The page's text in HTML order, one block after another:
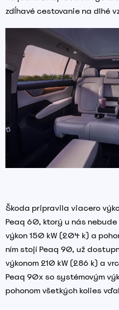
zdĺhavé cestovanie na dlhé
Škoda pripravila viacero
Peaq 60, ktorý u nás
výkon 150 kW (204 k) a
ním stojí Peaq 90, už
výkonom 210 kW (286 k) a
Peaq 90x so systémovým
pohonom všetkých kolies